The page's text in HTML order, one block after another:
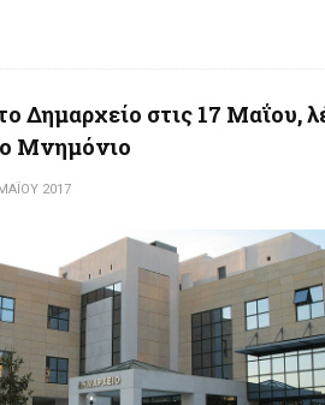
Δημαρχείο στις 17 Μαΐου,
Μνημόνιο
2017